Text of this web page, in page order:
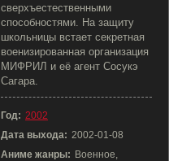
сверхъестественными
способностями. На защиту
школьницы встает секретная
военизированная организация
МИФРИЛ и её агент Сосукэ
Сагара.
Год: 2002
Дата выхода: 2002-01-08
Аниме жанры: Военное,